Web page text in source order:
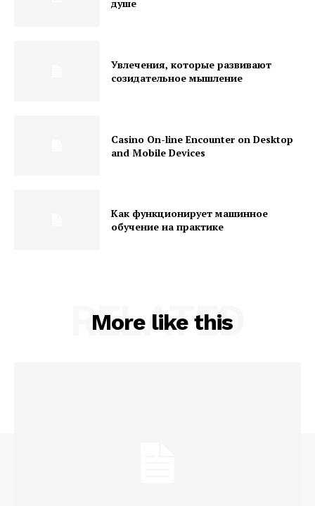
душе
Увлечения, которые развивают
созидательное мышление
Casino On-line Encounter on Desktop
and Mobile Devices
Как функционирует машинное
обучение на практике
More like this
RELATED